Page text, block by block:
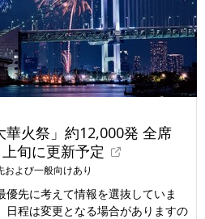
華火祭」約12,000発 全席
旬に更新予定
よび一般向けあり
先に考えて情報を選抜していま
日程は変更となる場合がありますの